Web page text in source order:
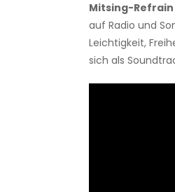
Mitsing-Refrain
auf Radio und
Leichtigkeit,
sich als